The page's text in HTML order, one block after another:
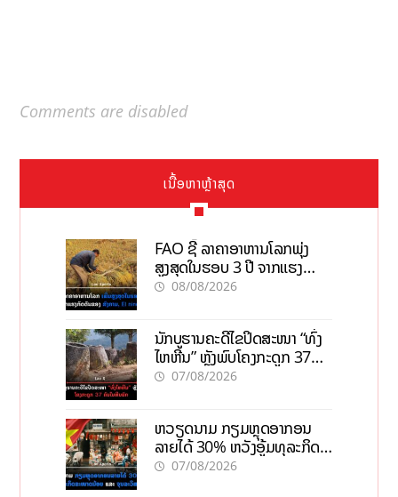
Comments are disabled
ເນື້ອຫາຫຼ້າສຸດ
FAO ຊີ້ ລາຄາອາຫານໂລກພຸ່ງ
ສູງສຸດໃນຮອບ 3 ປີ ຈາກແຮງ
ກົດດັນຂອງສົງຄາມ, El nino
08/08/2026
ນັກບູຮານຄະດີໄຂປິດສະໜາ “ທົ່ງ
ໄຫຫີນ” ຫຼັງພົບໂຄງກະດູກ 37
ຄົນໃນຫີນຍັກ
07/08/2026
ຫວຽດນາມ ກຽມຫຼຸດອາກອນ
ລາຍໄດ້ 30% ຫວັງອູ້ມທຸລະກິດ
ຂະໜາດນ້ອຍ ແລະ ຈຸນລະ
07/08/2026